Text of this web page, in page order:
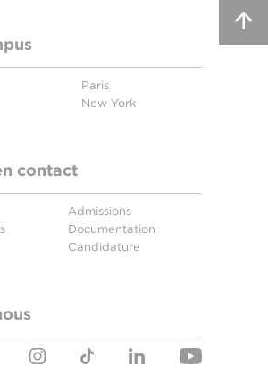
Paris
New York
contact
Admissions
Documentation
Candidature